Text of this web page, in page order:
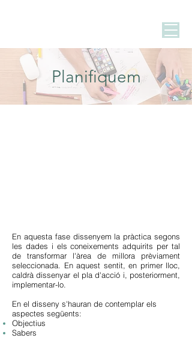
Planifiquem
En aquesta fase dissenyem la pràctica segons
les dades i els coneixements adquirits per tal
de transformar l'àrea de millora prèviament
seleccionada. En aquest sentit, en primer lloc,
caldrà dissenyar el pla d'acció i, posteriorment,
implementar-lo.
En el disseny s'hauran de contemplar els
aspectes següents:
Objectius
Sabers